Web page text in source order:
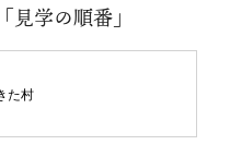
見学の順番」
た村